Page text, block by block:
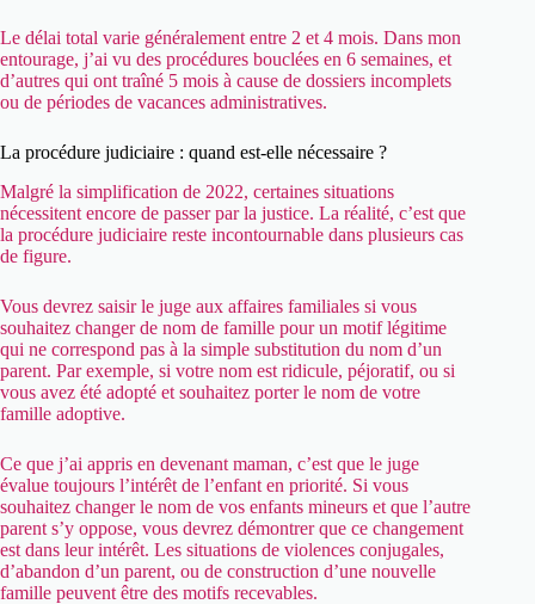
Le délai total varie généralement entre 2 et 4 mois. Dans mon
entourage, j’ai vu des procédures bouclées en 6 semaines, et
d’autres qui ont traîné 5 mois à cause de dossiers incomplets
ou de périodes de vacances administratives.
La procédure judiciaire : quand est-elle nécessaire ?
Malgré la simplification de 2022, certaines situations
nécessitent encore de passer par la justice. La réalité, c’est que
la procédure judiciaire reste incontournable dans plusieurs cas
de figure.
Vous devrez saisir le juge aux affaires familiales si vous
souhaitez changer de nom de famille pour un motif légitime
qui ne correspond pas à la simple substitution du nom d’un
parent. Par exemple, si votre nom est ridicule, péjoratif, ou si
vous avez été adopté et souhaitez porter le nom de votre
famille adoptive.
Ce que j’ai appris en devenant maman, c’est que le juge
évalue toujours l’intérêt de l’enfant en priorité. Si vous
souhaitez changer le nom de vos enfants mineurs et que l’autre
parent s’y oppose, vous devrez démontrer que ce changement
est dans leur intérêt. Les situations de violences conjugales,
d’abandon d’un parent, ou de construction d’une nouvelle
famille peuvent être des motifs recevables.